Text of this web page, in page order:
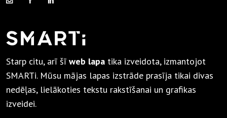
Starp citu, arī šī web lapa tika izveidota, izmantojot
SMARTi. Mūsu mājas lapas izstrāde prasīja tikai divas
nedēļas, lielākoties tekstu rakstīšanai un grafikas
izveidei.